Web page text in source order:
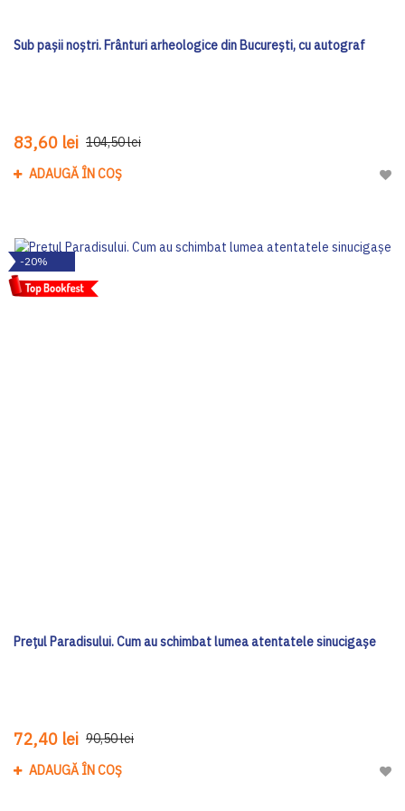
Sub pașii noștri. Frânturi arheologice din București, cu autograf
83,60 lei 104,50 lei
ADAUGĂ ÎN COȘ
-20%
Prețul Paradisului. Cum au schimbat lumea atentatele sinucigașe
72,40 lei 90,50 lei
ADAUGĂ ÎN COȘ